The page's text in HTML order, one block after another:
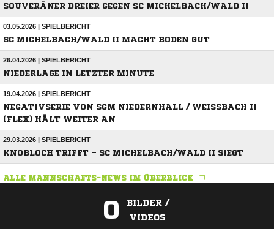
SOUVERÄNER DREIER GEGEN SC MICHELBACH/WALD II
03.05.2026 | SPIELBERICHT
SC MICHELBACH/WALD II MACHT BODEN GUT
26.04.2026 | SPIELBERICHT
NIEDERLAGE IN LETZTER MINUTE
19.04.2026 | SPIELBERICHT
NEGATIVSERIE VON SGM NIEDERNHALL / WEISSBACH II (
FLEX) HÄLT WEITER AN
29.03.2026 | SPIELBERICHT
KNOBLOCH TRIFFT – SC MICHELBACH/WALD II SIEGT
ALLE MANNSCHAFTS-NEWS IM ÜBERBLICK
0
BILDER /
VIDEOS